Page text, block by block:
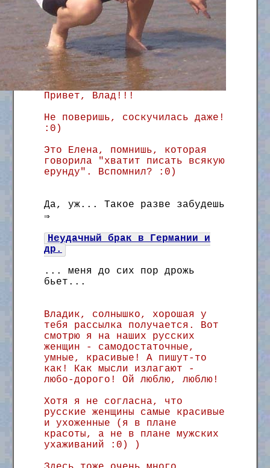
Привет, Влад!!!
Не поверишь, соскучилась даже!
:0)
Это Елена, помнишь, которая
говорила "хватит писать всякую
ерунду". Вспомнил? :0)
Да, уж... Такое разве забудешь
⇒
Неудачный брак в Германии и
др.
... меня до сих пор дрожь
бьет...
Владик, солнышко, хорошая у
тебя рассылка получается. Вот
смотрю я на наших русских
женщин - самодостаточные,
умные, красивые! А пишут-то
как! Как мысли излагают -
любо-дорого! Ой люблю, люблю!
Хотя я не согласна, что
русские женщины самые красивые
и ухоженные (я в плане
красоты, а не в плане мужских
ухаживаний :0) )